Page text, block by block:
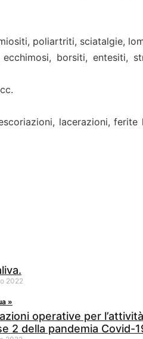
poliartriti, sciatalgie,
borsiti, entesiti,
lacerazioni, ferite
2022
»
operative per
2 della pandemia Covid-